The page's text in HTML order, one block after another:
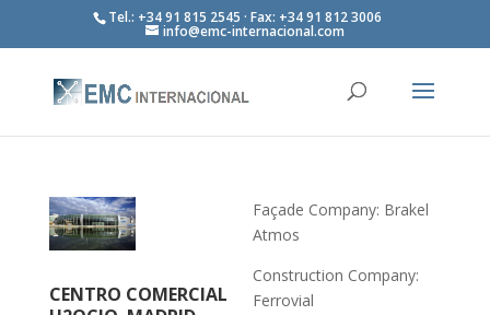
Tel.: +34 91 815 2545 · Fax: +34 91 812 3006
info@emc-internacional.com
CENTRO COMERCIAL
Façade Company: Brakel
Atmos
Construction Company:
Ferrovial